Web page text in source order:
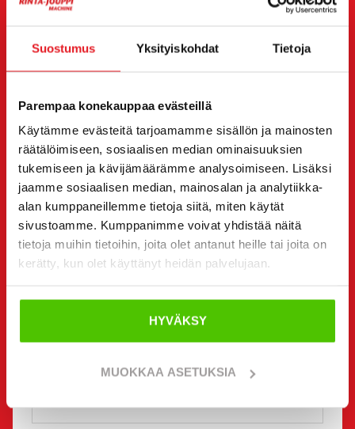
Suostumus Yksityiskohdat Tietoja
Parempaa konekauppaa evästeillä
Käytämme evästeitä tarjoamamme sisällön ja mainosten
räätälöimiseen, sosiaalisen median ominaisuuksien
tukemiseen ja kävijämäärämme analysoimiseen. Lisäksi
jaamme sosiaalisen median, mainosalan ja analytiikka-
alan kumppaneillemme tietoja siitä, miten käytät
sivustoamme. Kumppanimme voivat yhdistää näitä
tietoja muihin tietoihin, joita olet antanut heille tai joita on
kerätty, kun olet käyttänyt heidän palvelujaan.
HYVÄKSY
MUOKKAA ASETUKSIA
Haluan(Pakollinen)
Vuokrata
Kysyä lisätietoja
Yrityksen nimi Y-tunnus
Puhelinnumero (Pakollinen)
(Pakollinen)